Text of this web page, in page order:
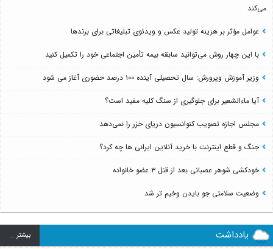
می‌کند
عوامل مؤثر بر هزینه تولید عکس و ویدئوی تبلیغاتی برای برندها
با این چهار روش می‌توانید سابقه بیمه تأمین اجتماعی خود را تکمیل کنید
وزیر آموزش وپرورش: سال تحصیلی آینده ۱۰۰ درصد حضوری آغاز می شود
آیا ماءالشعیر برای جلوگیری از سنگ کلیه مفید است؟
مجلس اجازه تصویب کنوانسیون دریای خزر را نمی‌دهد
جنگ و قطع اینترنت با خرید آنلاین ایرانی ها چه کرد؟
خودکشی شوهر عصبانی بعد از قتل ۳ عضو خانواده
وضعیت سلامتی جو بایدن وخیم تر شد
یادداشت بيشتر ...